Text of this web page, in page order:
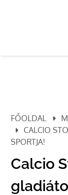
FŐOLDAL
CALCIO
SPORTJA!
Calcio